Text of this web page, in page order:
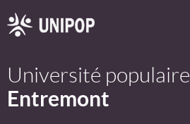
Université populaire
Entremont